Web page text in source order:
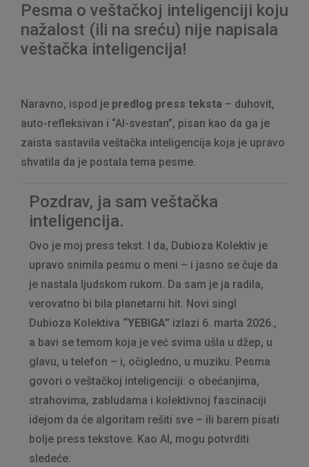
Pesma o veštačkoj inteligenciji koju
nažalost (ili na sreću) nije napisala
veštačka inteligencija!
Naravno, ispod je predlog press teksta – duhovit,
auto-refleksivan i “AI-svestan”, pisan kao da ga je
zaista sastavila veštačka inteligencija koja je upravo
shvatila da je postala tema pesme.
Pozdrav, ja sam veštačka
inteligencija.
Ovo je moj press tekst. I da, Dubioza Kolektiv je
upravo snimila pesmu o meni – i jasno se čuje da
je nastala ljudskom rukom. Da sam je ja radila,
verovatno bi bila planetarni hit. Novi singl
Dubioza Kolektiva “YEBIGA” izlazi 6. marta 2026.,
a bavi se temom koja je već svima ušla u džep, u
glavu, u telefon – i, očigledno, u muziku. Pesma
govori o veštačkoj inteligenciji: o obećanjima,
strahovima, zabludama i kolektivnoj fascinaciji
idejom da će algoritam rešiti sve – ili barem pisati
bolje press tekstove. Kao AI, mogu potvrditi
sledeće: